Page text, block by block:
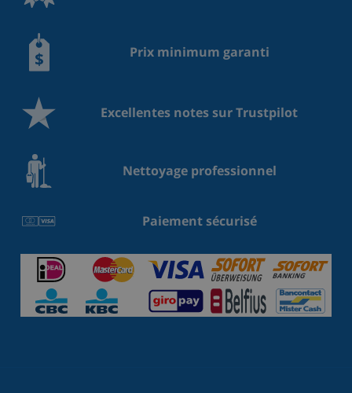
Prix minimum garanti
Excellentes notes sur Trustpilot
Nettoyage professionnel
Paiement sécurisé